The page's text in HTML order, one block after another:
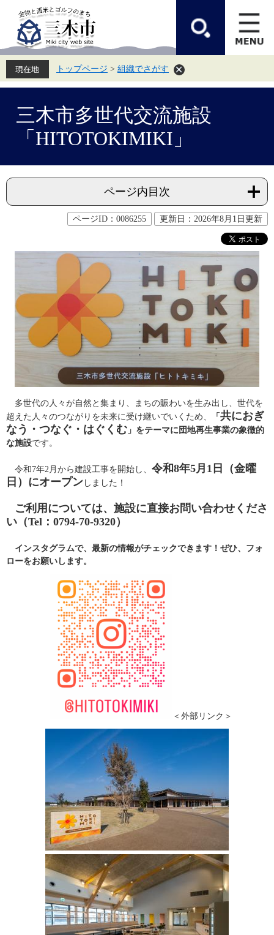
先
頭
す。
を
飛
し
トップページ > 組織でさがす
三木市多世代交流施設
「HITOTOKIMIKI」
ページ内目次
ページID：0086255 更新日：2026年8月1日更新
多世代の人々が自然と集まり、まちの賑わいを生み出し、世代を
超えた人々のつながりを未来に受け継いでいくため、
「共におぎ
なう・つなぐ・はぐくむ 」をテーマに団地再生事業の象徴的
な施設です。
令和7年2月から建設工事を開始し、 令和8年5月1日（金曜
日）にオープン しました！
ご利用については、施設に直接お問い合わせくださ
い（Tel：0794-70-9320）
インスタグラムで、最新の情報がチェックできます！ぜひ、フォ
ローをお願いします。
＜外部リンク＞